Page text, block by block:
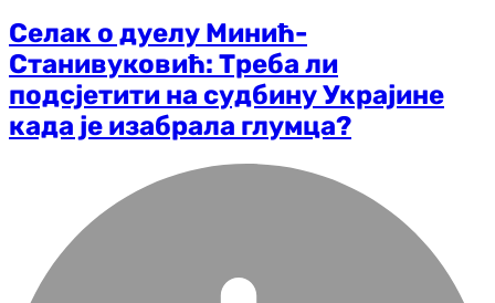
Селак о дуелу Минић-
Станивуковић: Треба ли
подсјетити на судбину Украјине
када је изабрала глумца?